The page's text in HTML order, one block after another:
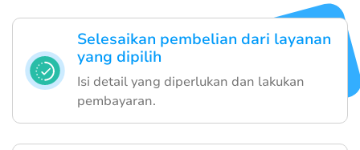
Selesaikan pembelian dari layanan
yang dipilih
Isi detail yang diperlukan dan lakukan
pembayaran.